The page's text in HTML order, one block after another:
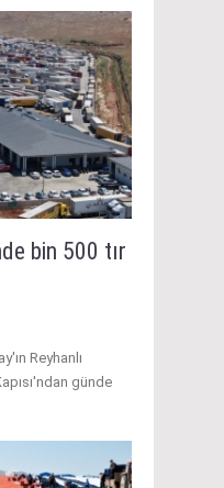
bin 500 tır
Reyhanlı
günde